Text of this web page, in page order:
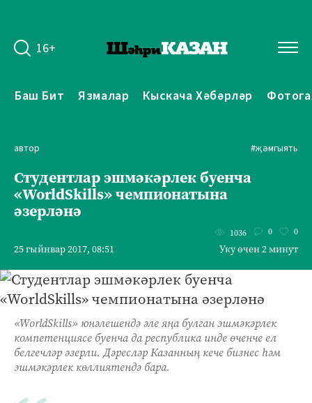
16+
Баш Бит Язмалар Кыскача Хәбәрләр
автор #җәмгыять
Студентлар эшмәкәрлек буенча
«WorldSkills» чемпионатына
әзерләнә
25 гыйнвар 2017, 08:51
1036 0 0
Уку өчен 2 минут
«WorldSkills» юнәлешендә әле яңа булган эшмәкәрлек
компетенциясе буенча да республика инде өченче ел
белгечләр әзерли. Дәресләр Казанның кече бизнес һәм
эшмәкәрлек көллиятендә бара.